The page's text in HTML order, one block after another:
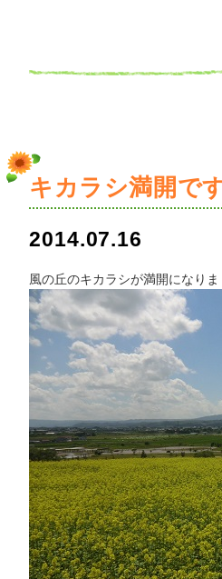
キカラシ満開で
2014.07.16
風の丘のキカラシが満開になり